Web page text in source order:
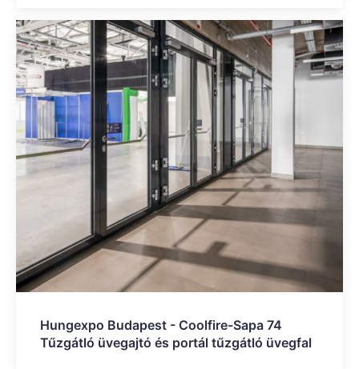
Hungexpo Budapest - Coolfire-Sapa 74
Tűzgátló üvegajtó és portál tűzgátló üvegfal